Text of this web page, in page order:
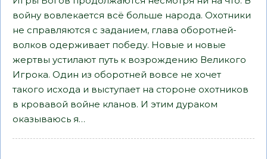
войну вовлекается всё больше народа. Охотники
не справляются с заданием, глава оборотней-
волков одерживает победу. Новые и новые
жертвы устилают путь к возрождению Великого
Игрока. Один из оборотней вовсе не хочет
такого исхода и выступает на стороне охотников
в кровавой войне кланов. И этим дураком
оказываюсь я…